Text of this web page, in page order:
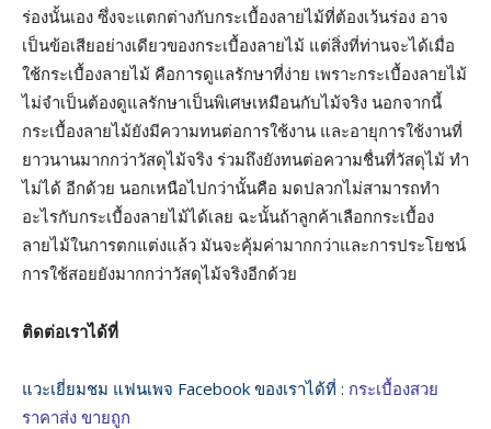
ร่องนั้นเอง ซึ่งจะแตกต่างกับกระเบื้องลายไม้ที่ต้องเว้นร่อง อาจ
เป็นข้อเสียอย่างเดียวของกระเบื้องลายไม้ แต่สิ่งที่ท่านจะได้เมื่อ
ใช้กระเบื้องลายไม้ คือการดูแลรักษาที่ง่าย เพราะกระเบื้องลายไม้
ไม่จำเป็นต้องดูแลรักษาเป็นพิเศษเหมือนกับไม้จริง นอกจากนี้
กระเบื้องลายไม้ยังมีความทนต่อการใช้งาน และอายุการใช้งานที่
ยาวนานมากกว่าวัสดุไม้จริง ร่วมถึงยังทนต่อความชื่นที่วัสดุไม้ ทำ
ไม่ได้ อีกด้วย นอกเหนือไปกว่านั้นคือ มดปลวกไม่สามารถทำ
อะไรกับกระเบื้องลายไม้ได้เลย ฉะนั้นถ้าลูกค้าเลือกกระเบื้อง
ลายไม้ในการตกแต่งแล้ว มันจะคุ้มค่ามากกว่าและการประโยชน์
การใช้สอยยังมากกว่าวัสดุไม้จริงอีกด้วย
ติดต่อเราได้ที่
แวะเยี่ยมชม แฟนเพจ Facebook ของเราได้ที่ : กระเบื้องสวย
ราคาส่ง ขายถูก